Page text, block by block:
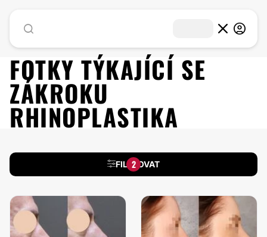
FOTKY TÝKAJÍCÍ SE
ZÁKROKU
RHINOPLASTIKA
FILTROVAT
2